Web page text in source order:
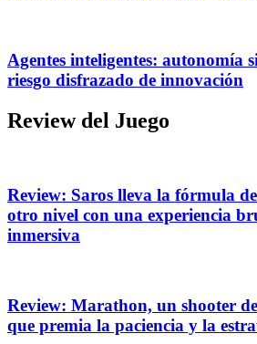
Agentes inteligentes: autonomía
riesgo disfrazado de innovación
Review del Juego
Review: Saros lleva la fórmula
otro nivel con una experiencia
inmersiva
Review: Marathon, un shooter
que premia la paciencia y la